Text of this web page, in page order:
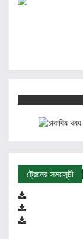
ট্রেনের সময়সূচী